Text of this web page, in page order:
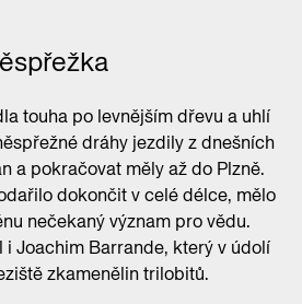
touha po levnějším dřevu a uhlí
dráhy jezdily z dnešních
a pokračovat měly až do Plzně.
dokončit v celé délce, mělo
nečekaný význam pro vědu.
i Joachim Barrande, který v údolí
zkamenělin trilobitů.